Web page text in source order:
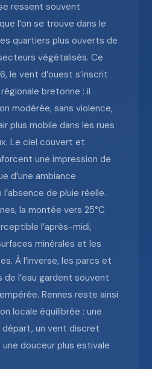
ressent souvent
l’on se trouve dans le
quartiers plus ouverts de
végétalisés. Ce
le vent d’ouest s’inscrit
bretonne : il
modérée, sans violence,
plus mobile dans les rues
Le ciel couvert et
une impression de
d’une ambiance
de pluie réelle.
la montée vers 25°C
l’après-midi,
minérales et les
À l’inverse, les parcs et
l’eau gardent souvent
Rennes reste ainsi
locale équilibrée : une
départ, un vent discret
une douceur plus estivale